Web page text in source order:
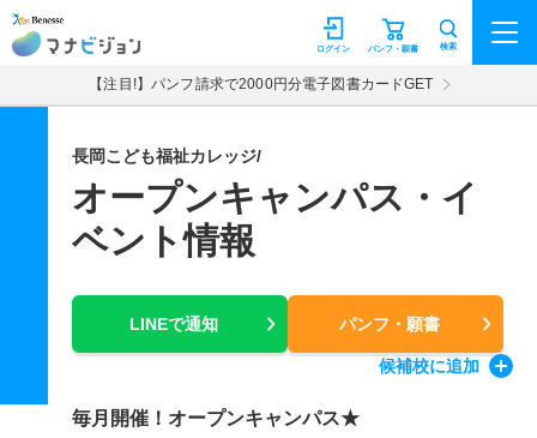
マナビジョン パンフ・願書
ログイン 検索
【注目!】パンフ請求で2000円分電子図書カードGET
長岡こども福祉カレッジ/
オープンキャンパス・イ
ベント情報
LINEで通知 パンフ・願書
候補校に追加
毎月開催！オープンキャンパス★